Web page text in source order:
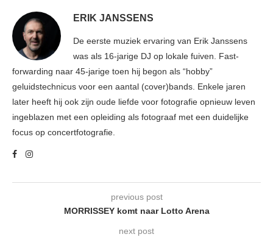
ERIK JANSSENS
De eerste muziek ervaring van Erik Janssens
was als 16-jarige DJ op lokale fuiven. Fast-
forwarding naar 45-jarige toen hij begon als “hobby”
geluidstechnicus voor een aantal (cover)bands. Enkele jaren
later heeft hij ook zijn oude liefde voor fotografie opnieuw leven
ingeblazen met een opleiding als fotograaf met een duidelijke
focus op concertfotografie.
previous post
MORRISSEY komt naar Lotto Arena
next post